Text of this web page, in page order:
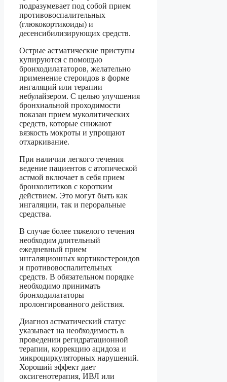
подразумевает под собой прием
противовоспалительных
(глюкокортикоиды) и
десенсибилизирующих средств.
Острые астматические приступы
купируются с помощью
бронходилататоров, желательно
применение стероидов в форме
ингаляций или терапии
небулайзером. С целью улучшения
бронхиальной проходимости
показан прием муколитических
средств, которые снижают
вязкость мокроты и упрощают
отхаркивание.
При наличии легкого течения
ведение пациентов с атопической
астмой включает в себя прием
бронхолитиков с коротким
действием. Это могут быть как
ингаляции, так и пероральные
средства.
В случае более тяжелого течения
необходим длительный
ежедневный прием
ингаляционных кортикостероидов
и противовоспалительных
средств. В обязательном порядке
необходимо принимать
бронходилататоры
пролонгированного действия.
Диагноз астматический статус
указывает на необходимость в
проведении регидратационной
терапии, коррекцию ацидоза и
микроциркуляторных нарушений.
Хороший эффект дает
оксигенотерапия, ИВЛ или